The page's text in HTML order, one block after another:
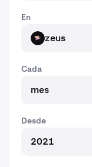
En
ZEUS zeus
Cada
mes
Desde
2021